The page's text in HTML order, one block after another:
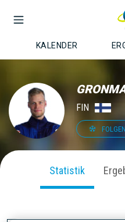
KALENDER
FIN
FOLGEN
Statistik